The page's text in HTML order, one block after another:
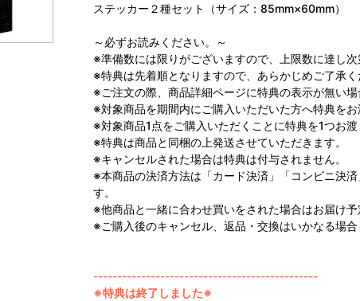
ステッカー２種セット（サイズ：85mm×60mm）
～必ずお読みください。～
※準備数には限りがございますので、上限数に達し次
※特典は先着順となりますので、あらかじめご了承く
※ご注文の際、商品詳細ページに特典の表示が無い
※対象商品を期間内にご購入いただいた方へ特典をお
※対象商品1点をご購入いただくことに特典を1つお渡
※特典は商品と同梱の上発送させていただきます。
※キャンセルされた場合は特典は付与されません。
※本商品の決済方法は「カード決済」「コンビニ決
す。
※他商品と一緒に合わせ買いをされた場合はお届け
※ご購入後のキャンセル、返品・交換はいかなる場
-----------------------------------------------
※特典は終了しました※